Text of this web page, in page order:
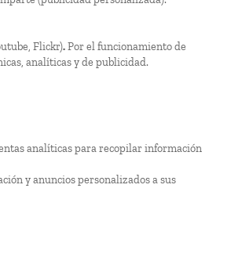
Flickr).Por el funcionamiento de
analíticas y de publicidad.
analíticas para recopilar información
y anuncios personalizados a sus